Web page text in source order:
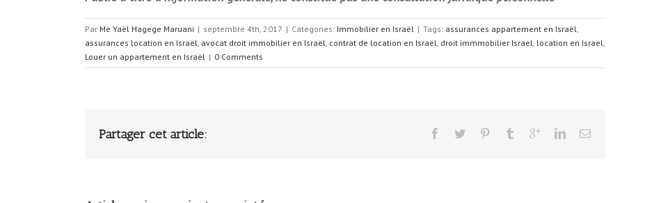
Par Me Yaël Hagege Maruani | septembre 4th, 2017 | Categories: Immobilier en Israël | Tags: assurances appartement en Israël
assurances location en Israël avocat droit immobilier en Israël contrat de location en Israël droit immmobilier Israel location en Israel
Louer un appartement en Israël | 0 Comments
Partager cet article: